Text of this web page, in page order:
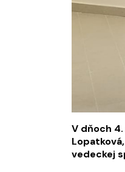
V dňoch
vedeckej